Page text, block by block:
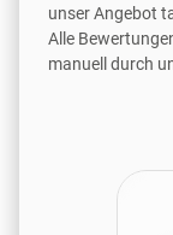
unser Angebot
Alle
manuell durch